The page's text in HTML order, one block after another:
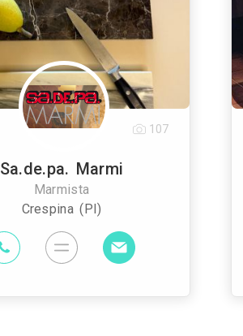
Sa.de.pa. Marmi
Marmista
Crespina (PI)
107